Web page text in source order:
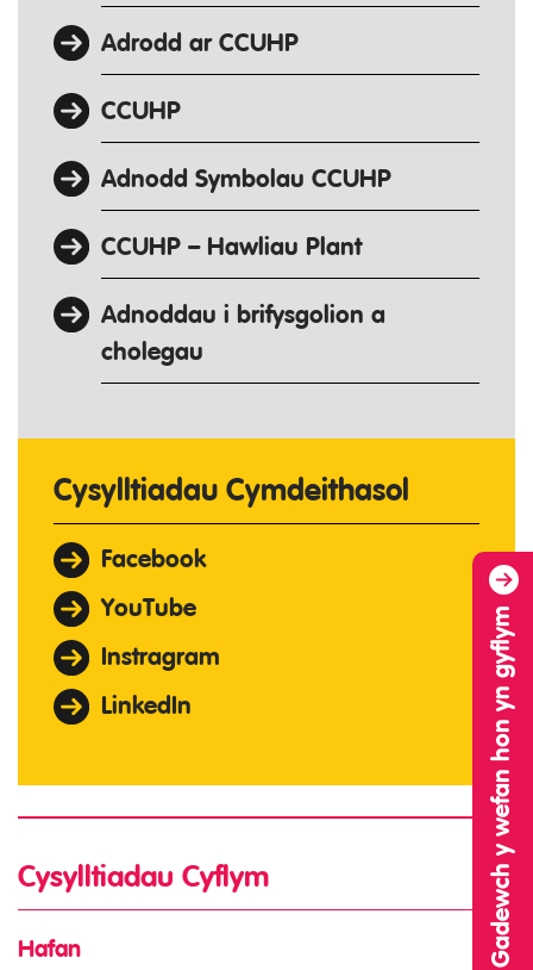
Gadewch y wefan hon yn gyflym
Adrodd ar CCUHP
CCUHP
Adnodd Symbolau CCUHP
CCUHP – Hawliau Plant
Adnoddau i brifysgolion a
cholegau
Cysylltiadau Cymdeithasol
Facebook
YouTube
Instragram
LinkedIn
Cysylltiadau Cyflym
Hafan